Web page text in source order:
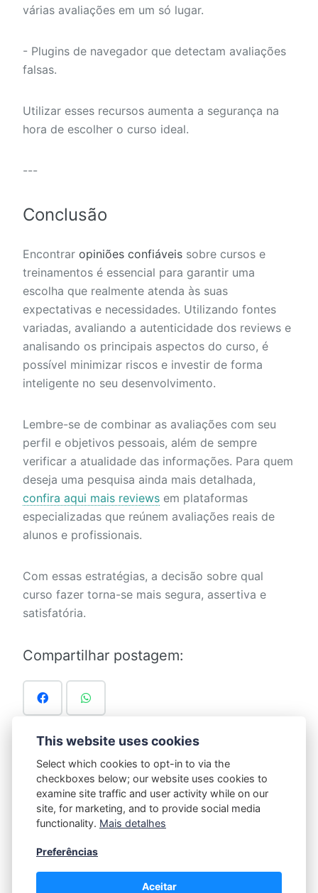
várias avaliações em um só lugar.
- Plugins de navegador que detectam avaliações
falsas.
Utilizar esses recursos aumenta a segurança na
hora de escolher o curso ideal.
---
Conclusão
Encontrar opiniões confiáveis sobre cursos e
treinamentos é essencial para garantir uma
escolha que realmente atenda às suas
expectativas e necessidades. Utilizando fontes
variadas, avaliando a autenticidade dos reviews e
analisando os principais aspectos do curso, é
possível minimizar riscos e investir de forma
inteligente no seu desenvolvimento.
Lembre-se de combinar as avaliações com seu
perfil e objetivos pessoais, além de sempre
verificar a atualidade das informações. Para quem
deseja uma pesquisa ainda mais detalhada,
confira aqui mais reviews em plataformas
especializadas que reúnem avaliações reais de
alunos e profissionais.
Com essas estratégias, a decisão sobre qual
curso fazer torna-se mais segura, assertiva e
satisfatória.
Compartilhar postagem:
Marcado em: Blog
Prof Helena
This website uses cookies
Select which cookies to opt-in to via the
checkboxes below; our website uses cookies to
examine site traffic and user activity while on our
site, for marketing, and to provide social media
functionality. Mais detalhes
Preferências
Aceitar